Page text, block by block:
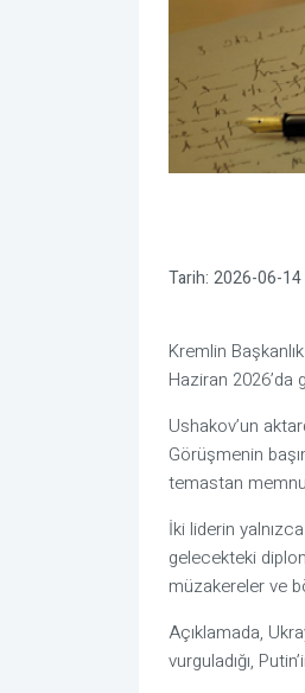
Tarih: 2026-06-14
Kremlin Başkanlık
Haziran
Ushakov’un
Görüşmenin
temastan
İki liderin
gelecekteki
müzakereler ve
Açıklamada,
vurguladığı,